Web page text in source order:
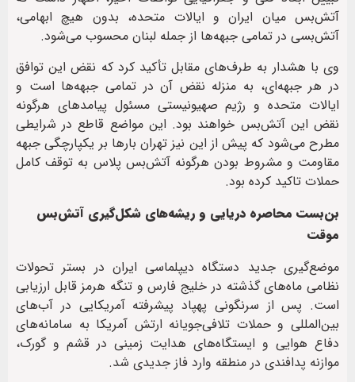
آتش‌بس میان ایران و ایالات متحده، بدون هیچ ابهامی،
آتش‌بسی در تمامی جبهه‌ها از جمله لبنان محسوب می‌شود.
وی با هشدار به طرف‌های مقابل تأکید کرد که نقض این توافق
در هر جبهه‌ای، به منزله نقض آن در تمامی جبهه‌ها است و
ایالات متحده و رژیم صهیونیستی مسئول پیامدهای هرگونه
نقض این آتش‌بس خواهند بود. این مواضع قاطع در شرایطی
مطرح می‌شود که پیش از این نیز تهران بارها بر یکپارچگی جبهه
مقاومت و مشروط بودن هرگونه آتش‌بس پلاس به توقف کامل
حملات تاکید کرده بود.
بن‌بست محاصره دریایی و ریشه‌های شکل‌گیری آتش‌بس
موقت
موضع‌گیری جدید دستگاه دیپلماسی ایران در بستر تحولات
نظامی ماه‌های گذشته در خلیج فارس و تنگه هرمز قابل ارزیابی
است. پس از سرنگونی پهپاد پیشرفته آمریکایی در آب‌های
بین‌المللی و حملات تلافی‌جویانه ارتش آمریکا به سامانه‌های
دفاع هوایی و ایستگاه‌های هدایت زمینی در قشم و گورک،
موازنه پدافندی در منطقه وارد فاز جدیدی شد.